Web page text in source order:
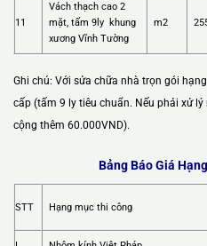
11
Vách thạch cao 2
mặt, tấm 9ly khung
xương Vĩnh Tường
m2
Ghi chú: Với sửa chữa nhà trọn gói
cấp (tấm 9 ly tiêu chuẩn. Nếu phải xử
cộng thêm 60.000VND).
Bảng Báo Giá
STT Hạng mục thi công